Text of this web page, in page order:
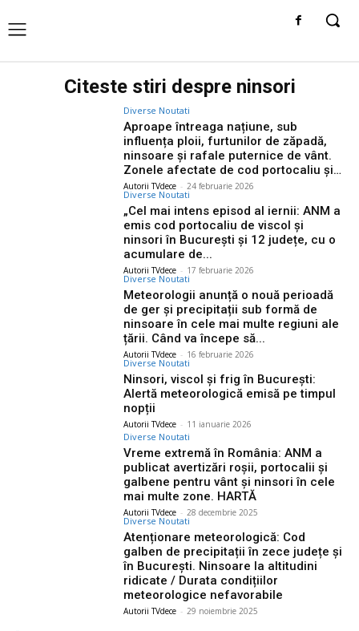
Citeste stiri despre ninsori
Diverse Noutati
Aproape întreaga națiune, sub
influența ploii, furtunilor de zăpadă,
ninsoare și rafale puternice de vânt.
Zonele afectate de cod portocaliu și…
Autorii TVdece - 24 februarie 2026
Diverse Noutati
„Cel mai intens episod al iernii: ANM a
emis cod portocaliu de viscol și
ninsori în București și 12 județe, cu o
acumulare de...
Autorii TVdece - 17 februarie 2026
Diverse Noutati
Meteorologii anunță o nouă perioadă
de ger și precipitații sub formă de
ninsoare în cele mai multe regiuni ale
țării. Când va începe să...
Autorii TVdece - 16 februarie 2026
Diverse Noutati
Ninsori, viscol și frig în București:
Alertă meteorologică emisă pe timpul
nopții
Autorii TVdece - 11 ianuarie 2026
Diverse Noutati
Vreme extremă în România: ANM a
publicat avertizări roșii, portocalii și
galbene pentru vânt și ninsori în cele
mai multe zone. HARTĂ
Autorii TVdece - 28 decembrie 2025
Diverse Noutati
Atenționare meteorologică: Cod
galben de precipitații în zece județe și
în București. Ninsoare la altitudini
ridicate / Durata condițiilor
meteorologice nefavorabile
Autorii TVdece - 29 noiembrie 2025